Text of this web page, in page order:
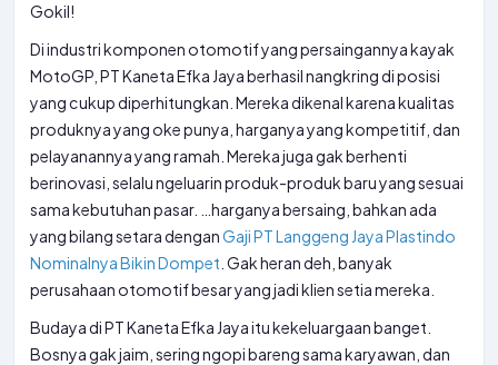
Gokil!
Di industri komponen otomotif yang persaingannya kayak
MotoGP, PT Kaneta Efka Jaya berhasil nangkring di posisi
yang cukup diperhitungkan. Mereka dikenal karena kualitas
produknya yang oke punya, harganya yang kompetitif, dan
pelayanannya yang ramah. Mereka juga gak berhenti
berinovasi, selalu ngeluarin produk-produk baru yang sesuai
sama kebutuhan pasar. …harganya bersaing, bahkan ada
yang bilang setara denganGaji PT Langgeng Jaya Plastindo
Nominalnya Bikin Dompet . Gak heran deh, banyak
perusahaan otomotif besar yang jadi klien setia mereka.
Budaya di PT Kaneta Efka Jaya itu kekeluargaan banget.
Bosnya gak jaim, sering ngopi bareng sama karyawan, dan